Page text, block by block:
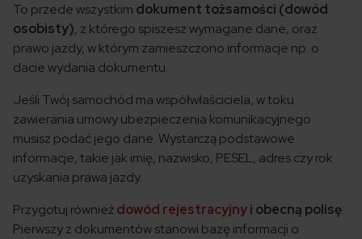
To przede wszystkim dokument tożsamości (dowód
osobisty), z którego spiszesz wymagane dane, oraz
prawo jazdy, w którym zamieszczono informacje np. o
dacie wydania dokumentu.
Jeśli Twój samochód ma współwłaściciela, w toku
zawierania umowy ubezpieczenia komunikacyjnego
musisz podać jego dane. Wystarczą podstawowe
informacje, takie jak imię, nazwisko, PESEL, adres czy rok
uzyskania prawa jazdy.
Przygotuj równieżdowód rejestracyjnyi obecną polisę.
Pierwszy z dokumentów stanowi bazę informacji o